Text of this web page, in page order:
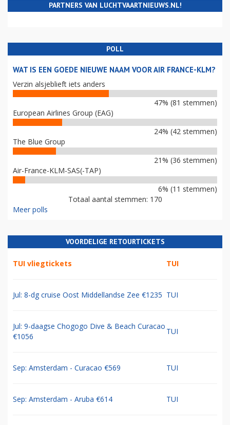
PARTNERS VAN LUCHTVAARTNIEUWS.NL!
POLL
WAT IS EEN GOEDE NIEUWE NAAM VOOR AIR FRANCE-KLM?
Verzin alsjeblieft iets anders
47% (81 stemmen)
European Airlines Group (EAG)
24% (42 stemmen)
The Blue Group
21% (36 stemmen)
Air-France-KLM-SAS(-TAP)
6% (11 stemmen)
Totaal aantal stemmen: 170
Meer polls
VOORDELIGE RETOURTICKETS
TUI vliegtickets TUI
Jul: 8-dg cruise Oost Middellandse Zee €1235 TUI
Jul: 9-daagse Chogogo Dive & Beach Curacao
€1056
TUI
Sep: Amsterdam - Curacao €569 TUI
Sep: Amsterdam - Aruba €614 TUI